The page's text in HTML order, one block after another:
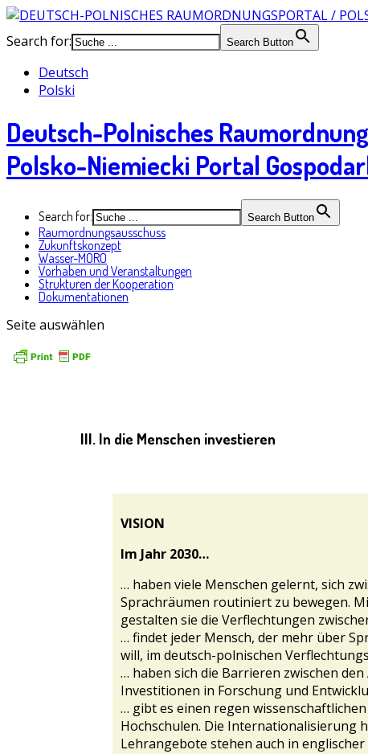
Search for: Search Button
Deutsch
Polski
Deutsch-Polnisches
Polsko-Niemiecki Portal
Search for: Search Button
Raumordnungsausschuss
Zukunftskonzept
Wasser-MORO
Vorhaben und Veranstaltungen
Strukturen der Kooperation
Dokumentationen
Seite auswählen
III. In die Menschen investieren
VISION
Im Jahr 2030…
… haben viele Menschen gelernt, sich
Sprachräumen routiniert zu bewegen.
gestalten sie die Verflechtungen
… findet jeder Mensch, der mehr über
will, im deutsch-polnischen
… haben sich die Barrieren zwischen
Investitionen in Forschung und
… gibt es einen regen
Hochschulen. Die Internationalisierung
Lehrangebote stehen auch in